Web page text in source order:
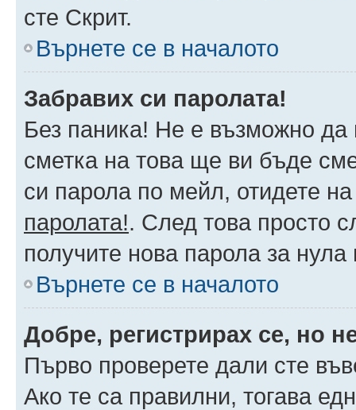
сте Скрит.
Върнете се в началото
Забравих си паролата!
Без паника! Не е възможно да
сметка на това ще ви бъде
си парола по мейл, отидете
паролата!. След това просто
получите нова парола за
Върнете се в началото
Добре, регистрирах се, но
Първо проверете дали сте
Ако те са правилни, тогава